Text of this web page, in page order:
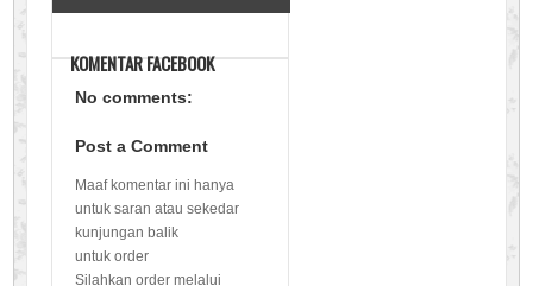
KOMENTAR FACEBOOK
No comments:
Post a Comment
Maaf komentar ini hanya
untuk saran atau sekedar
kunjungan balik
untuk order
Silahkan order melalui